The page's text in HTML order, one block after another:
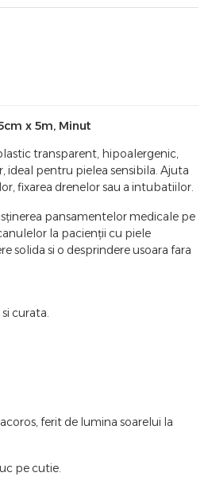
x 5m, Minut
transparent, hipoalergenic,
ideal pentru pielea sensibila. Ajuta
fixarea drenelor sau a intubatiilor.
pansamentelor medicale pe
la pacienții cu piele
solida si o desprindere usoara fara
curata.
ferit de lumina soarelui la
pe cutie.